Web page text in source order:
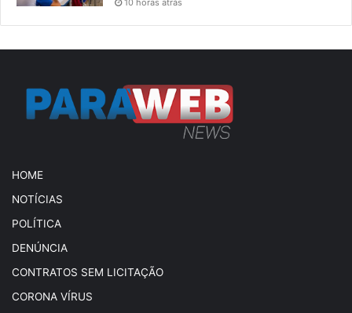
10 horas atrás
HOME
NOTÍCIAS
POLÍTICA
DENÚNCIA
CONTRATOS SEM LICITAÇÃO
CORONA VÍRUS